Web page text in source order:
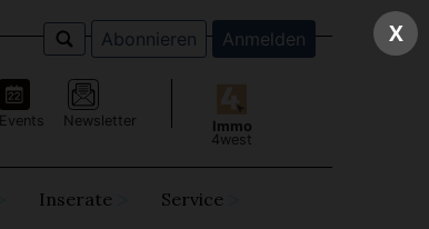
Abonnieren Anmelden
Events Newsletter
Immo
4west
Inserate Service
X